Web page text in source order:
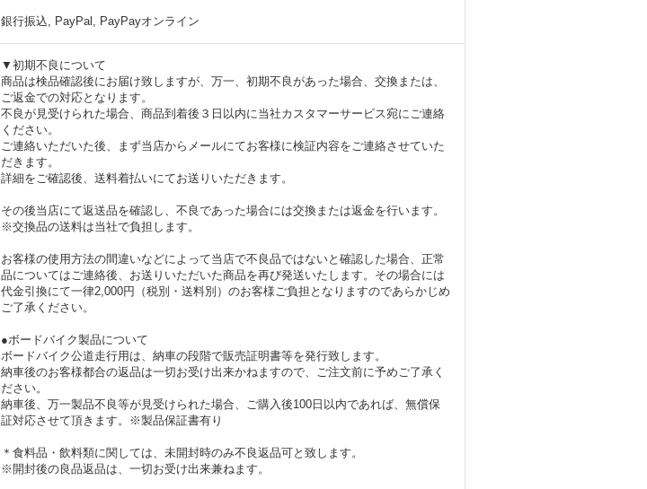
銀行振込, PayPal, PayPayオンライン
▼初期不良について
商品は検品確認後にお届け致しますが、万一、初期不良があった場合、交換または、
ご返金での対応となります。
不良が見受けられた場合、商品到着後３日以内に当社カスタマーサービス宛にご連絡
ください。
ご連絡いただいた後、まず当店からメールにてお客様に検証内容をご連絡させていた
だきます。
詳細をご確認後、送料着払いにてお送りいただきます。
その後当店にて返送品を確認し、不良であった場合には交換または返金を行います。
※交換品の送料は当社で負担します。
お客様の使用方法の間違いなどによって当店で不良品ではないと確認した場合、正常
品についてはご連絡後、お送りいただいた商品を再び発送いたします。その場合には
代金引換にて一律2,000円（税別・送料別）のお客様ご負担となりますのであらかじめ
ご了承ください。
●ボードバイク製品について
ボードバイク公道走行用は、納車の段階で販売証明書等を発行致します。
納車後のお客様都合の返品は一切お受け出来かねますので、ご注文前に予めご了承く
ださい。
納車後、万一製品不良等が見受けられた場合、ご購入後100日以内であれば、無償保
証対応させて頂きます。※製品保証書有り
＊食料品・飲料類に関しては、未開封時のみ不良返品可と致します。
※開封後の良品返品は、一切お受け出来兼ねます。